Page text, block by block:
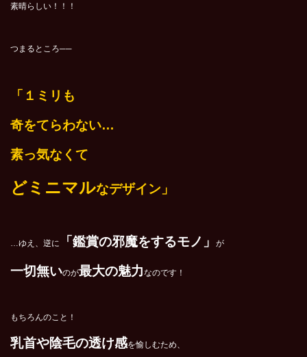
素晴らしい！！！
つまるところ──
「１ミリも
奇をてらわない…
素っ気なくて
どミニマルなデザイン」
…ゆえ、逆に 「鑑賞の邪魔をするモノ」 が
一切無いのが最大の魅力なのです！
もちろんのこと！
乳首や陰毛の透け感を愉しむため、